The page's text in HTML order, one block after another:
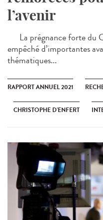
l’avenir
La prégnance forte du
empêché d’importantes
thématiques...
RAPPORT ANNUEL 2021
CHRISTOPHE D’ENFERT